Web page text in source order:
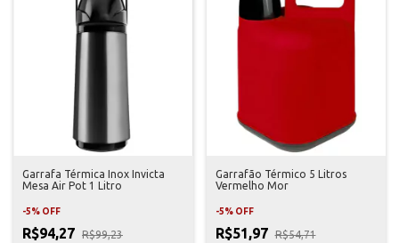
Garrafa Térmica Inox Invicta
Mesa Air Pot 1 Litro
-5% OFF
R$94,27 R$99,23
Garrafão Térmico 5 Litros
Vermelho Mor
-5% OFF
R$51,97 R$54,71